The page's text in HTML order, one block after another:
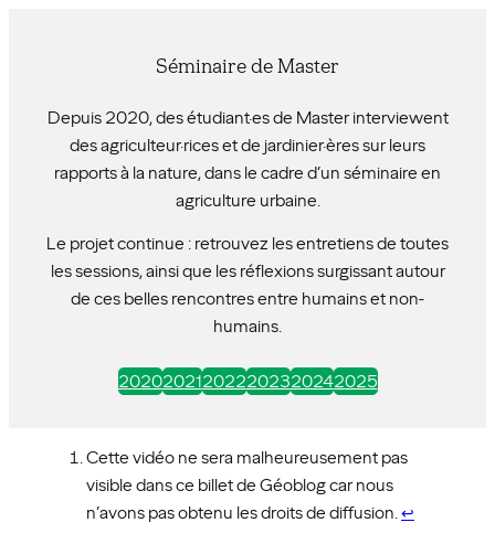
Séminaire de Master
Depuis 2020, des étudiant·es de Master interviewent
des agriculteur·rices et de jardinier·ères sur leurs
rapports à la nature, dans le cadre d’un séminaire en
agriculture urbaine.
Le projet continue : retrouvez les entretiens de toutes
les sessions, ainsi que les réflexions surgissant autour
de ces belles rencontres entre humains et non-
humains.
202020212022202320242025
Cette vidéo ne sera malheureusement pas
visible dans ce billet de Géoblog car nous
n’avons pas obtenu les droits de diffusion.↩︎